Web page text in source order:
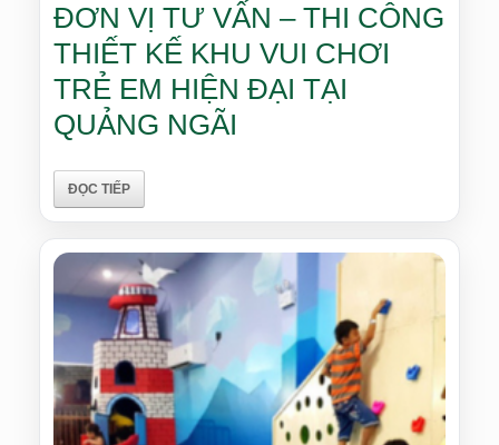
ĐƠN VỊ TƯ VẤN – THI CÔNG
THIẾT KẾ KHU VUI CHƠI
TRẺ EM HIỆN ĐẠI TẠI
QUẢNG NGÃI
ĐỌC TIẾP